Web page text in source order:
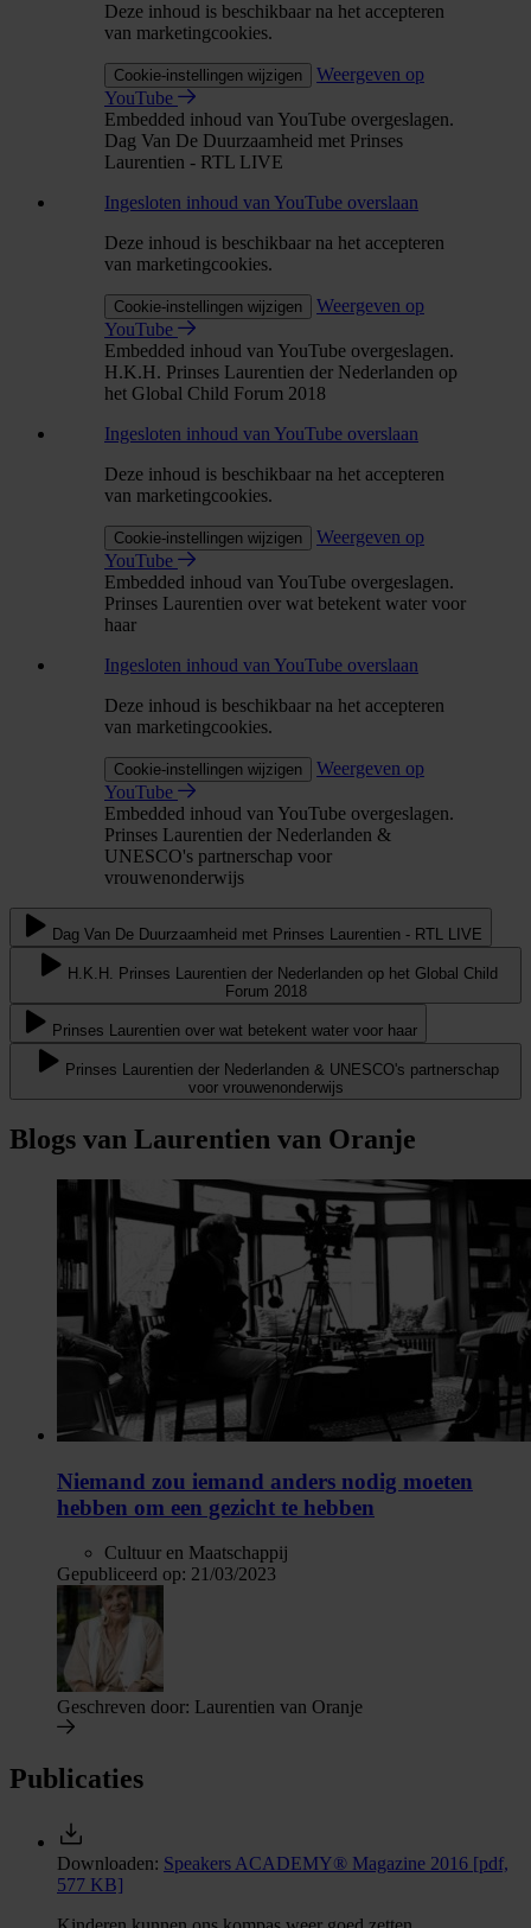
Deze inhoud is beschikbaar na het accepteren
van marketingcookies.
Cookie-instellingen wijzigen
Weergeven op
YouTube
Embedded inhoud van YouTube overgeslagen.
Dag Van De Duurzaamheid met Prinses
Laurentien - RTL LIVE
Ingesloten inhoud van YouTube overslaan
Deze inhoud is beschikbaar na het accepteren
van marketingcookies.
Cookie-instellingen wijzigen
Weergeven op
YouTube
Embedded inhoud van YouTube overgeslagen.
H.K.H. Prinses Laurentien der Nederlanden op
het Global Child Forum 2018
Ingesloten inhoud van YouTube overslaan
Deze inhoud is beschikbaar na het accepteren
van marketingcookies.
Cookie-instellingen wijzigen
Weergeven op
YouTube
Embedded inhoud van YouTube overgeslagen.
Prinses Laurentien over wat betekent water voor
haar
Ingesloten inhoud van YouTube overslaan
Deze inhoud is beschikbaar na het accepteren
van marketingcookies.
Cookie-instellingen wijzigen
Weergeven op
YouTube
Embedded inhoud van YouTube overgeslagen.
Prinses Laurentien der Nederlanden &
UNESCO's partnerschap voor
vrouwenonderwijs
Dag Van De Duurzaamheid met Prinses Laurentien - RTL LIVE
H.K.H. Prinses Laurentien der Nederlanden op het Global Child
Forum 2018
Prinses Laurentien over wat betekent water voor haar
Prinses Laurentien der Nederlanden & UNESCO's partnerschap
voor vrouwenonderwijs
Blogs van Laurentien van Oranje
Niemand zou iemand anders nodig moeten
hebben om een gezicht te hebben
Cultuur en Maatschappij
Gepubliceerd op: 21/03/2023
Geschreven door: Laurentien van Oranje
Publicaties
Downloaden: Speakers ACADEMY® Magazine 2016 [pdf,
577 KB]